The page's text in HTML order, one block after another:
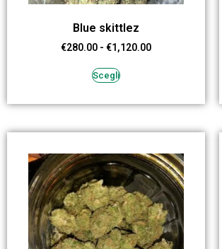
Blue skittlez
€280.00 - €1,120.00
Scegli